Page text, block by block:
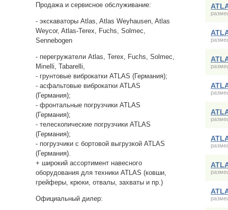
Продажа и сервисное обслуживание:
- экскаваторы Atlas, Atlas Weyhausen, Atlas
Weycor, Atlas-Terex, Fuchs, Solmec,
Sennebogen
- перегружатели Atlas, Terex, Fuchs, Solmec,
Minelli, Tabarelli,
- грунтовые виброкатки ATLAS (Германия);
- асфальтовые виброкатки ATLAS
(Германия);
- фронтальные погрузчики ATLAS
(Германия);
- телескопические погрузчики ATLAS
(Германия);
- погрузчики с бортовой выгрузкой ATLAS
(Германия).
+ широкий ассортимент навесного
оборудования для техники ATLAS (ковши,
грейферы, крюки, отвалы, захваты и пр.)
Официальный дилер: